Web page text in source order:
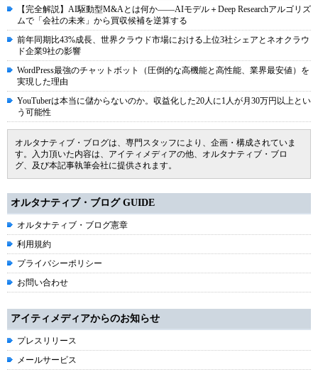
【完全解説】AI駆動型M&Aとは何か――AIモデル＋Deep Researchアルゴリズ
ムで「会社の未来」から買収候補を逆算する
前年同期比43%成長、世界クラウド市場における上位3社シェアとネオクラウ
ド企業9社の影響
WordPress最強のチャットボット（圧倒的な高機能と高性能、業界最安値）を
実現した理由
YouTuberは本当に儲からないのか。収益化した20人に1人が月30万円以上とい
う可能性
オルタナティブ・ブログは、専門スタッフにより、企画・構成されていま
す。入力頂いた内容は、アイティメディアの他、オルタナティブ・ブロ
グ、及び本記事執筆会社に提供されます。
オルタナティブ・ブログ GUIDE
オルタナティブ・ブログ憲章
利用規約
プライバシーポリシー
お問い合わせ
アイティメディアからのお知らせ
プレスリリース
メールサービス